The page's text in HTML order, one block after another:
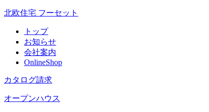
北欧住宅 フーセット
トップ
お知らせ
会社案内
OnlineShop
カタログ請求
オープンハウス